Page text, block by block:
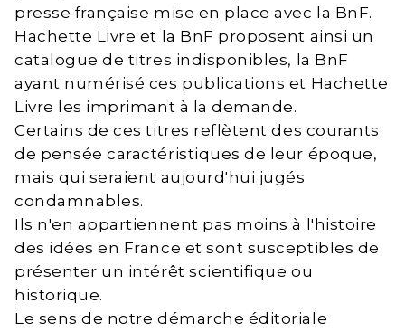
presse française mise en place avec la BnF.
Hachette Livre et la BnF proposent ainsi un
catalogue de titres indisponibles, la BnF
ayant numérisé ces publications et Hachette
Livre les imprimant à la demande.
Certains de ces titres reflètent des courants
de pensée caractéristiques de leur époque,
mais qui seraient aujourd'hui jugés
condamnables.
Ils n'en appartiennent pas moins à l'histoire
des idées en France et sont susceptibles de
présenter un intérêt scientifique ou
historique.
Le sens de notre démarche éditoriale